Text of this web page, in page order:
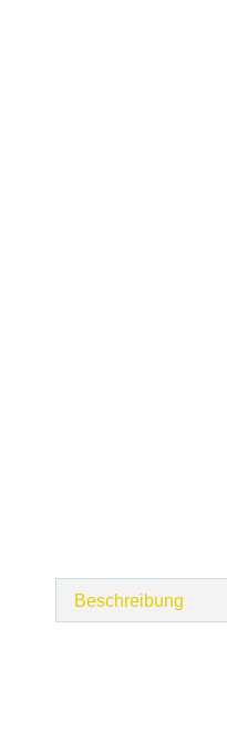
Beschreibung